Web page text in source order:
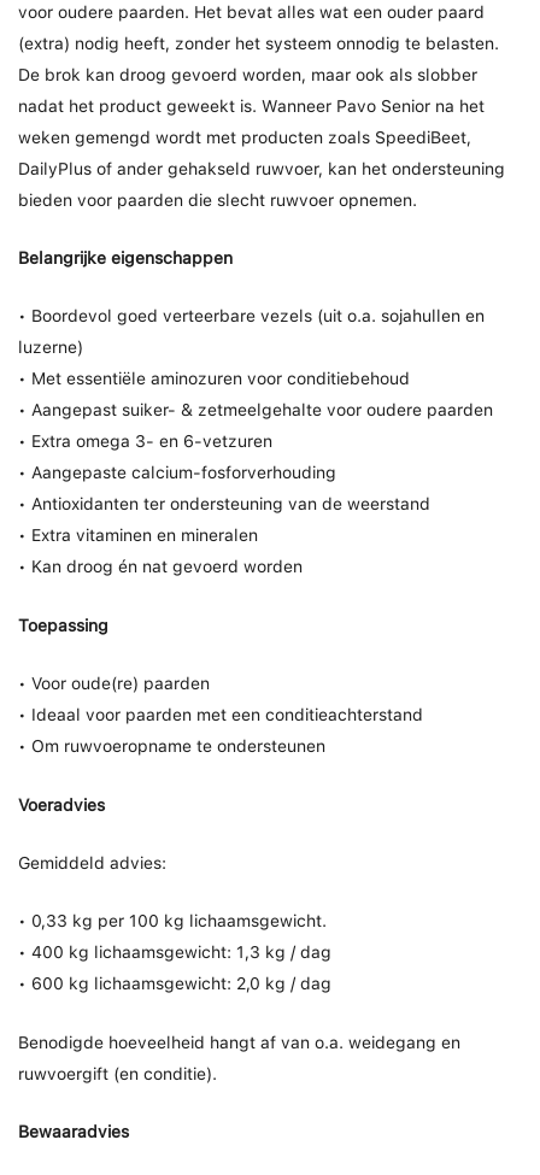
voor oudere paarden. Het bevat alles wat een ouder paard
(extra) nodig heeft, zonder het systeem onnodig te belasten.
De brok kan droog gevoerd worden, maar ook als slobber
nadat het product geweekt is. Wanneer Pavo Senior na het
weken gemengd wordt met producten zoals SpeediBeet,
DailyPlus of ander gehakseld ruwvoer, kan het ondersteuning
bieden voor paarden die slecht ruwvoer opnemen.
Belangrijke eigenschappen
• Boordevol goed verteerbare vezels (uit o.a. sojahullen en
luzerne)
• Met essentiële aminozuren voor conditiebehoud
• Aangepast suiker- & zetmeelgehalte voor oudere paarden
• Extra omega 3- en 6-vetzuren
• Aangepaste calcium-fosforverhouding
• Antioxidanten ter ondersteuning van de weerstand
• Extra vitaminen en mineralen
• Kan droog én nat gevoerd worden
Toepassing
• Voor oude(re) paarden
• Ideaal voor paarden met een conditieachterstand
• Om ruwvoeropname te ondersteunen
Voeradvies
Gemiddeld advies:
• 0,33 kg per 100 kg lichaamsgewicht.
• 400 kg lichaamsgewicht: 1,3 kg / dag
• 600 kg lichaamsgewicht: 2,0 kg / dag
Benodigde hoeveelheid hangt af van o.a. weidegang en
ruwvoergift (en conditie).
Bewaaradvies